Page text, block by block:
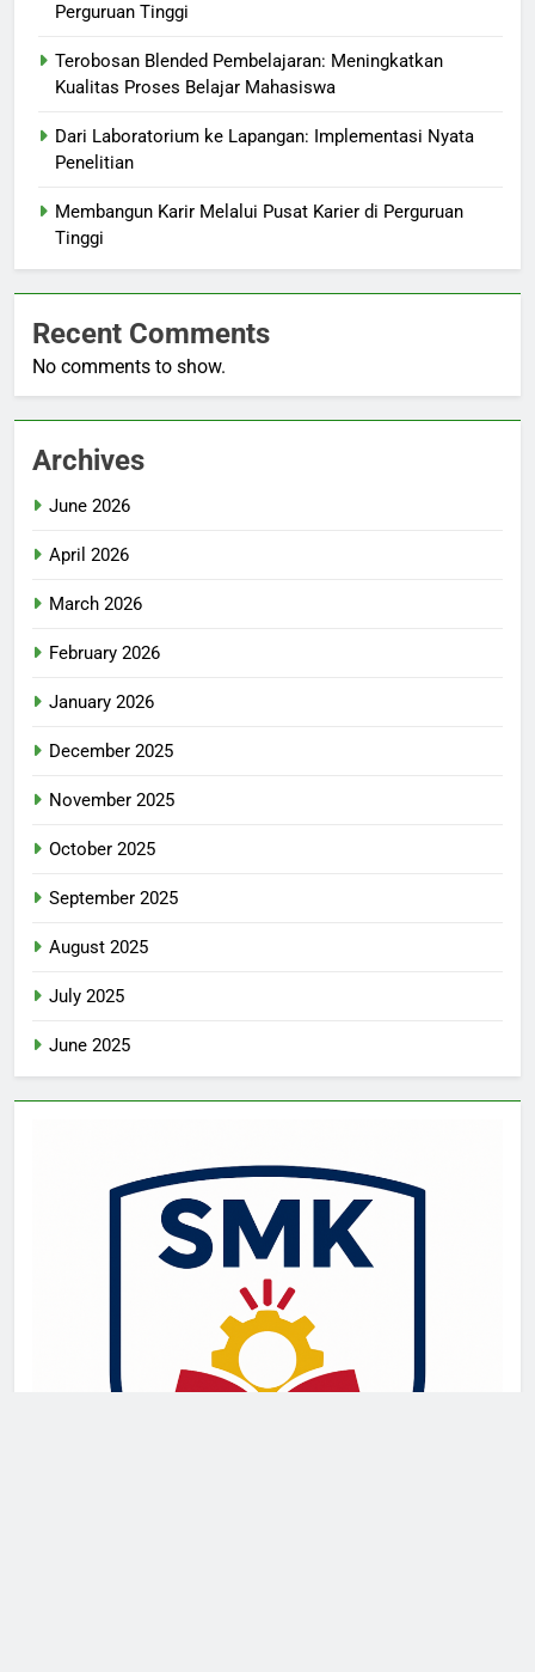
Perguruan Tinggi
Terobosan Blended Pembelajaran: Meningkatkan
Kualitas Proses Belajar Mahasiswa
Dari Laboratorium ke Lapangan: Implementasi Nyata
Penelitian
Membangun Karir Melalui Pusat Karier di Perguruan
Tinggi
Recent Comments
No comments to show.
Archives
June 2026
April 2026
March 2026
February 2026
January 2026
December 2025
November 2025
October 2025
September 2025
August 2025
July 2025
June 2025